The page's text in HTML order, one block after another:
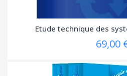
Etude technique des
69,00